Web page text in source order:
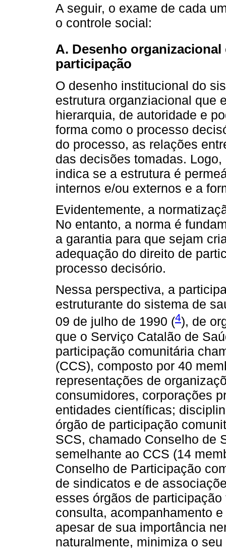
A seguir, o exame de cada
o controle social:
A. Desenho
participação
O desenho institucional do
estrutura organziacional que
hierarquia, de autoridade e
forma como o processo
do processo, as relações
das decisões tomadas.
indica se a estrutura é
internos e/ou externos e a
Evidentemente, a
No entanto, a norma é
a garantia para que sejam
adequação do direito de
processo decisório.
Nessa perspectiva, a
estruturante do sistema de
09 de julho de 1990 (4), de
que o Serviço Catalão de
participação comunitária
(CCS), composto por 40
representações de
consumidores, corporações
entidades científicas;
órgão de participação
SCS, chamado Conselho de
semelhante ao CCS (14
Conselho de Participação
de sindicatos e de
esses órgãos de
consulta, acompanhamento
apesar de sua importância
naturalmente, minimiza o